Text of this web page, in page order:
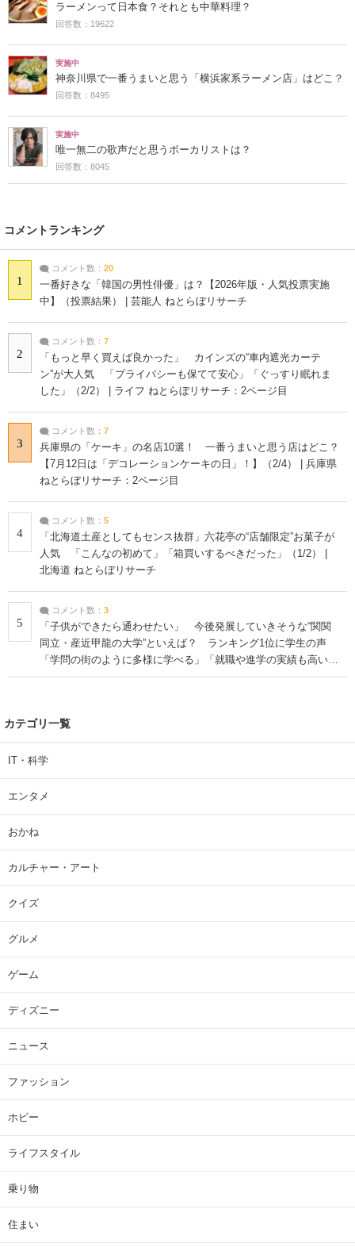
ラーメンって日本食？それとも中華料理？
回答数：19622
実施中
神奈川県で一番うまいと思う「横浜家系ラーメン店」はどこ？
回答数：8495
実施中
唯一無二の歌声だと思うボーカリストは？
回答数：8045
コメントランキング
1
コメント数： 20
一番好きな「韓国の男性俳優」は？【2026年版・人気投票実施
中】（投票結果） | 芸能人 ねとらぼリサーチ
2
コメント数： 7
「もっと早く買えば良かった」 カインズの“車内遮光カーテ
ン”が大人気 「プライバシーも保てて安心」「ぐっすり眠れま
した」（2/2） | ライフ ねとらぼリサーチ：2ページ目
3
コメント数： 7
兵庫県の「ケーキ」の名店10選！ 一番うまいと思う店はどこ？
【7月12日は「デコレーションケーキの日」！】（2/4） | 兵庫県
ねとらぼリサーチ：2ページ目
4
コメント数： 5
「北海道土産としてもセンス抜群」六花亭の“店舗限定”お菓子が
人気 「こんなの初めて」「箱買いするべきだった」（1/2） |
北海道 ねとらぼリサーチ
5
コメント数： 3
「子供ができたら通わせたい」 今後発展していきそうな“関関
同立・産近甲龍の大学”といえば？ ランキング1位に学生の声
「学問の街のように多様に学べる」「就職や進学の実績も高い」
| 大学 ねとらぼリサーチ
カテゴリ一覧
IT・科学
エンタメ
おかね
カルチャー・アート
クイズ
グルメ
ゲーム
ディズニー
ニュース
ファッション
ホビー
ライフスタイル
乗り物
住まい